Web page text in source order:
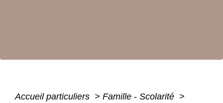
Accueil particuliers > Famille - Scolarité >